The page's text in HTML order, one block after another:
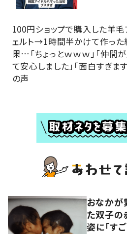
100円ショップで購入した羊毛
ェルト→1時間半かけて作った
果…「ちょっとｗｗｗ」「仲間
て安心しました」「面白すぎます
の声
おなかが
た双子
姿に「す